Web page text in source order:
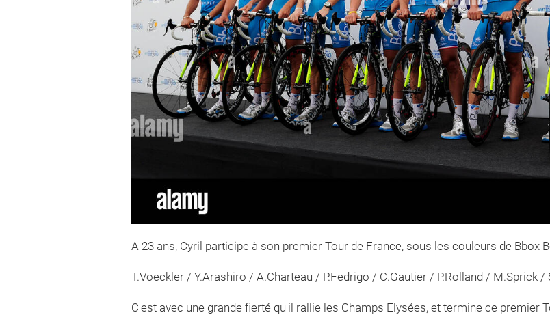
A 23 ans, Cyril participe à son premier Tour de France, sous les couleurs de Bbox
T.Voeckler / Y.Arashiro / A.Charteau / P.Fedrigo / C.Gautier / P.Rolland / M.Sprick /
C'est avec une grande fierté qu'il rallie les Champs Elysées, et termine ce premier